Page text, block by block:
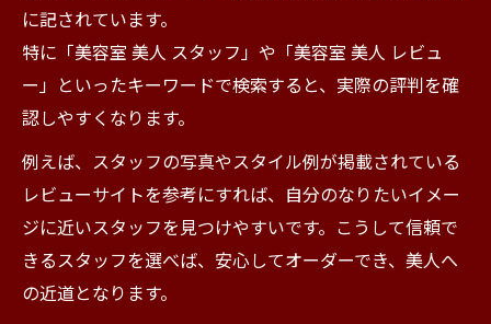
に記されています。
特に「美容室 美人 スタッフ」や「美容室 美人 レビュ
ー」といったキーワードで検索すると、実際の評判を確
認しやすくなります。
例えば、スタッフの写真やスタイル例が掲載されている
レビューサイトを参考にすれば、自分のなりたいイメー
ジに近いスタッフを見つけやすいです。こうして信頼で
きるスタッフを選べば、安心してオーダーでき、美人へ
の近道となります。